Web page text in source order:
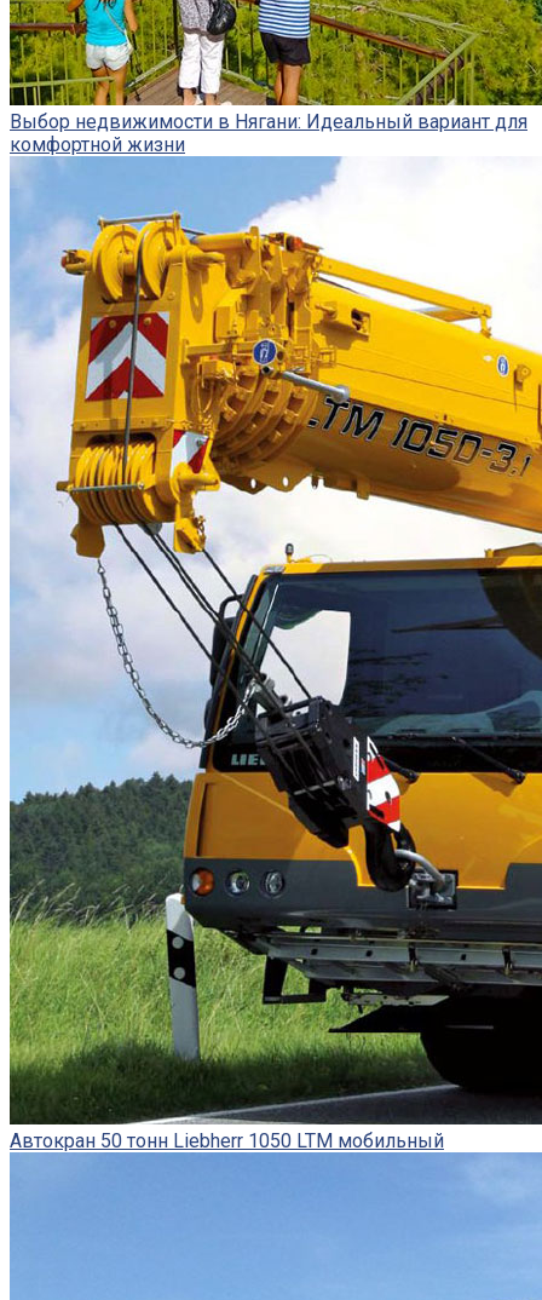
Выбор недвижимости в Нягани: Идеальный вариант для
комфортной жизни
Автокран 50 тонн Liebherr 1050 LTM мобильный